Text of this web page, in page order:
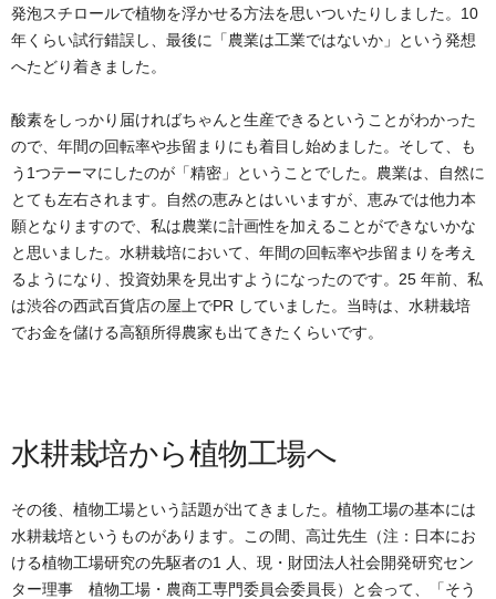
発泡スチロールで植物を浮かせる方法を思いついたりしました。10
年くらい試行錯誤し、最後に「農業は工業ではないか」という発想
へたどり着きました。
酸素をしっかり届ければちゃんと生産できるということがわかった
ので、年間の回転率や歩留まりにも着目し始めました。そして、も
う1つテーマにしたのが「精密」ということでした。農業は、自然に
とても左右されます。自然の恵みとはいいますが、恵みでは他力本
願となりますので、私は農業に計画性を加えることができないかな
と思いました。水耕栽培において、年間の回転率や歩留まりを考え
るようになり、投資効果を見出すようになったのです。25 年前、私
は渋谷の西武百貨店の屋上でPR していました。当時は、水耕栽培
でお金を儲ける高額所得農家も出てきたくらいです。
水耕栽培から植物工場へ
その後、植物工場という話題が出てきました。植物工場の基本には
水耕栽培というものがあります。この間、高辻先生（注：日本にお
ける植物工場研究の先駆者の1 人、現・財団法人社会開発研究セン
ター理事 植物工場・農商工専門委員会委員長）と会って、「そう